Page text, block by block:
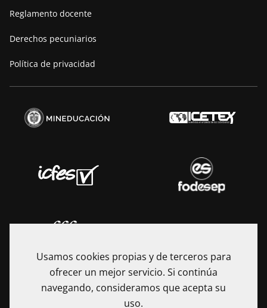
Reglamento docente
Derechos pecuniarios
Política de privacidad
Usamos cookies propias y de terceros para
ofrecer un mejor servicio. Si continúa
navegando, consideramos que acepta su
uso.